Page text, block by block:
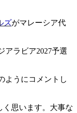
ズがマレーシア代
アラビア2027予選
ようにコメントし
く思います。大事な